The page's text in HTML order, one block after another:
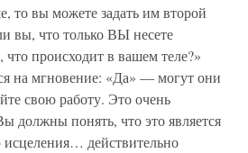
то вы можете задать им второй
вы, что только ВЫ несете
что происходит в вашем теле?»
на мгновение: «Да» — могут они
свою работу. Это очень
должны понять, что это является
действительно